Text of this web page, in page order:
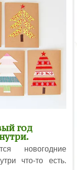
год
новогодние
что-то есть.